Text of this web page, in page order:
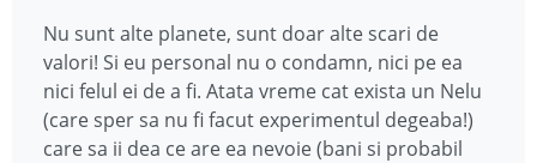
Nu sunt alte planete, sunt doar alte scari de
valori! Si eu personal nu o condamn, nici pe ea
nici felul ei de a fi. Atata vreme cat exista un Nelu
(care sper sa nu fi facut experimentul degeaba!)
care sa ii dea ce are ea nevoie (bani si probabil